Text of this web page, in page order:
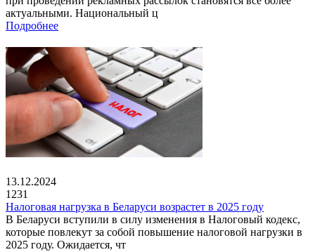
актуальными. Национальный ц
Подробнее
13.12.2024
1231
Налоговая нагрузка в Беларуси возрастет в 2025 году
В Беларуси вступили в силу изменения в Налоговый кодекс,
которые повлекут за собой повышение налоговой нагрузки в
2025 году. Ожидается, чт